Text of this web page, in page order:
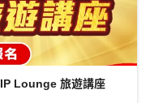
Lounge 旅遊講座